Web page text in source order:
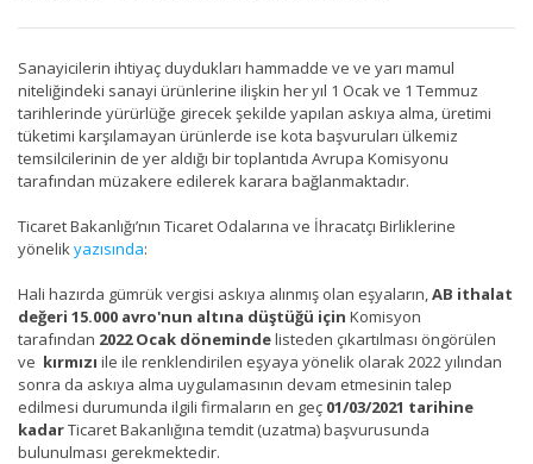
Sanayicilerin ihtiyaç duydukları hammadde ve ve yarı mamul
niteliğindeki sanayi ürünlerine ilişkin her yıl 1 Ocak ve 1 Temmuz
tarihlerinde yürürlüğe girecek şekilde yapılan askıya alma, üretimi
tüketimi karşılamayan ürünlerde ise kota başvuruları ülkemiz
temsilcilerinin de yer aldığı bir toplantıda Avrupa Komisyonu
tarafından müzakere edilerek karara bağlanmaktadır.
Ticaret Bakanlığı’nın Ticaret Odalarına ve İhracatçı Birliklerine
yönelikyazısında:
Hali hazırda gümrük vergisi askıya alınmış olan eşyaların,AB ithalat
değeri 15.000 avro'nun altına düştüğü için Komisyon
tarafından 2022 Ocak dönemindelisteden çıkartılması öngörülen
ve kırmızı ile ile renklendirilen eşyaya yönelik olarak 2022 yılından
sonra da askıya alma uygulamasının devam etmesinin talep
edilmesi durumunda ilgili firmaların en geç 01/03/2021 tarihine
kadarTicaret Bakanlığına temdit (uzatma) başvurusunda
bulunulması gerekmektedir.